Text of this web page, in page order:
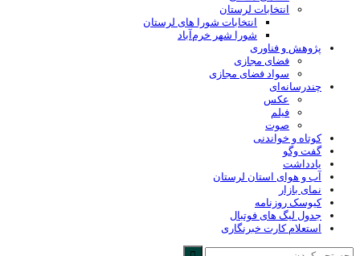
انتخابات لرستان
انتخابات شورا های لرستان
شورا شهر خرم‌آباد
پژوهش و فناوری
فضای مجازی
سواد فضای مجازی
چندرسانه‌ای
عكس
فیلم
صوت
کوتاه و خواندنی
گفت وگو
یادداشت
آب و هوای استان لرستان
نمای بازار
کیوسک روزنامه
جدول لیگ های فوتبال
استعلام کارت خبرنگاری